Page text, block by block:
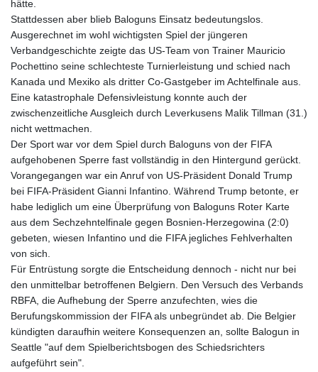
hätte.
Stattdessen aber blieb Baloguns Einsatz bedeutungslos.
Ausgerechnet im wohl wichtigsten Spiel der jüngeren
Verbandgeschichte zeigte das US-Team von Trainer Mauricio
Pochettino seine schlechteste Turnierleistung und schied nach
Kanada und Mexiko als dritter Co-Gastgeber im Achtelfinale aus.
Eine katastrophale Defensivleistung konnte auch der
zwischenzeitliche Ausgleich durch Leverkusens Malik Tillman (31.)
nicht wettmachen.
Der Sport war vor dem Spiel durch Baloguns von der FIFA
aufgehobenen Sperre fast vollständig in den Hintergund gerückt.
Vorangegangen war ein Anruf von US-Präsident Donald Trump
bei FIFA-Präsident Gianni Infantino. Während Trump betonte, er
habe lediglich um eine Überprüfung von Baloguns Roter Karte
aus dem Sechzehntelfinale gegen Bosnien-Herzegowina (2:0)
gebeten, wiesen Infantino und die FIFA jegliches Fehlverhalten
von sich.
Für Entrüstung sorgte die Entscheidung dennoch - nicht nur bei
den unmittelbar betroffenen Belgiern. Den Versuch des Verbands
RBFA, die Aufhebung der Sperre anzufechten, wies die
Berufungskommission der FIFA als unbegründet ab. Die Belgier
kündigten daraufhin weitere Konsequenzen an, sollte Balogun in
Seattle "auf dem Spielberichtsbogen des Schiedsrichters
aufgeführt sein".